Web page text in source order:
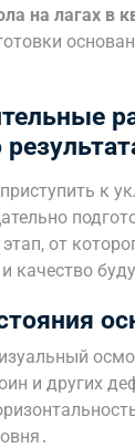
на лагах в
к
от
качество
и других